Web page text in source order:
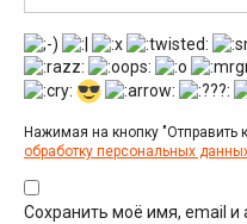
Нажимая на кнопку "Отправить
обработку персональных
Сохранить моё имя, email и